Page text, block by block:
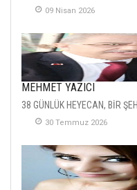
09 Nisan 2026
MEHMET YAZICI
38 GÜNLÜK HEYECAN, BİR
30 Temmuz 2026